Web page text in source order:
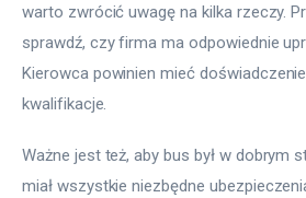
warto zwrócić uwagę na kilka rzeczy.
sprawdź, czy firma ma odpowiednie
Kierowca powinien mieć
kwalifikacje.
Ważne jest też, aby bus był w dobrym
miał wszystkie niezbędne